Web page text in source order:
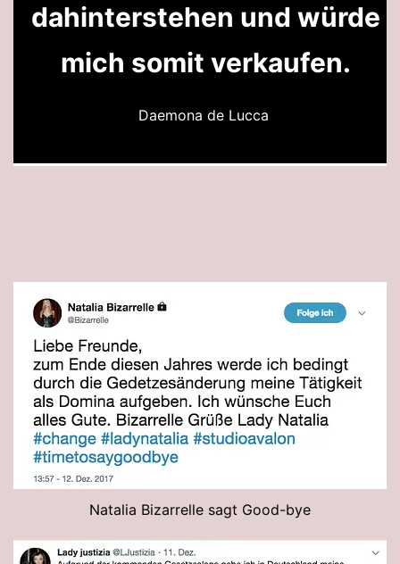
dahinterstehen und würde
mich somit verkaufen.
Daemona de Lucca
Natalia Bizarrelle sagt Good-bye